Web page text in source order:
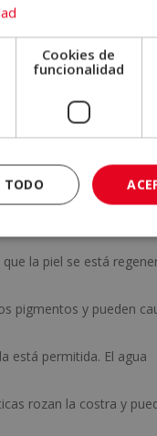
específico para
dependiendo del tipo
de los dedos.
zona. No frotar bajo
la piel se está
pigmentos y pueden
está permitida. El agua
rozan la costra y
Cookies de
funcionalidad
TODO